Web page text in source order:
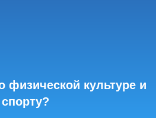
физической культуре и
спорту?